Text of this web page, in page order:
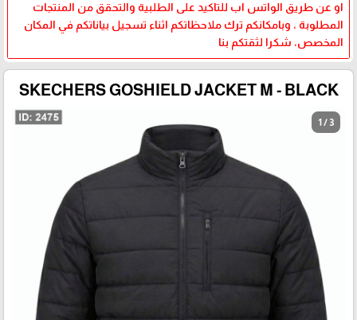
او عن طريق الواتس اب للتاكيد على الطلبية والتحقق من المنتجات
المطلوبة ، وبامكانكم ترك ملاحظاتكم اثناء تسجيل بياناتكم في المكان
المخصص، شكرا لثقتكم بنا
SKECHERS GOSHIELD JACKET M - BLACK
1 / 3